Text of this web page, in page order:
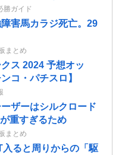
勝ガイド
障害馬カラジ死亡。29
まとめ
ス 2024 予想オッ
コ・パチスロ】
ーザーはシルクロード
重すぎるため
まとめ
ると周りからの「駆